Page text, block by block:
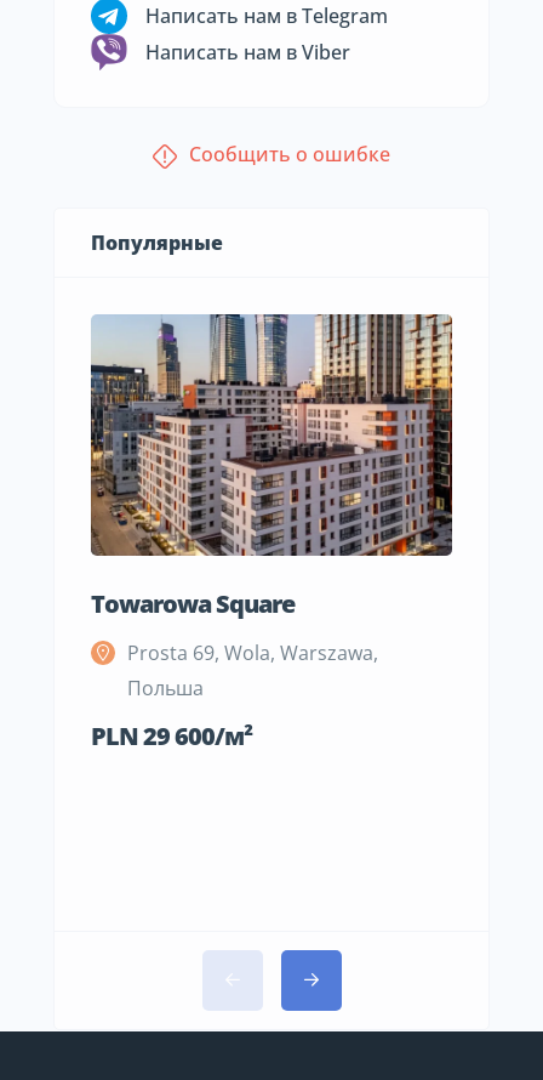
Написать нам в Telegram
Написать нам в Viber
Сообщить о ошибке
Популярные
Towarowa Square
Prosta 69, Wola, Warszawa,
Польша
PLN 29 600/м²